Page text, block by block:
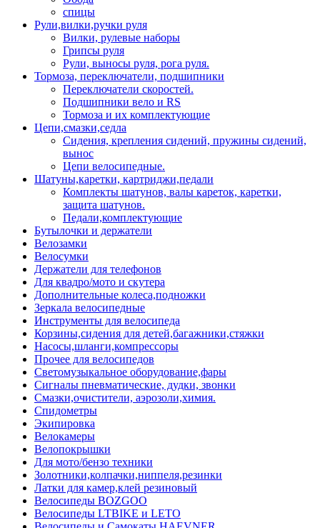
спицы
Рули,вилки,ручки руля
Вилки, рулевые наборы
Грипсы руля
Рули, выносы руля, рога руля.
Тормоза, переключатели, подшипники
Переключатели скоростей.
Подшипники вело и RS
Тормоза и их комплектующие
Цепи,смазки,седла
Сидения, крепления сидений, пружины сидений,
вынос
Цепи велосипедные.
Шатуны,каретки, картриджи,педали
Комплекты шатунов, валы кареток, каретки,
защита шатунов.
Педали,комплектующие
Бутылочки и держатели
Велозамки
Велосумки
Держатели для телефонов
Для квадро/мото и скутера
Дополнительные колеса,подножки
Зеркала велосипедные
Инструменты для велосипеда
Корзины,сидения для детей,багажники,стяжки
Насосы,шланги,компрессоры
Прочее для велосипедов
Светомузыкальное оборудование,фары
Сигналы пневматические, дудки, звонки
Смазки,очистители, аэрозоли,химия.
Спидометры
Экипировка
Велокамеры
Велопокрышки
Для мото/бензо техники
Золотники,колпачки,ниппеля,резинки
Латки для камер,клей резиновый
Велосипеды BOZGOO
Велосипеды LTBIKE и LETO